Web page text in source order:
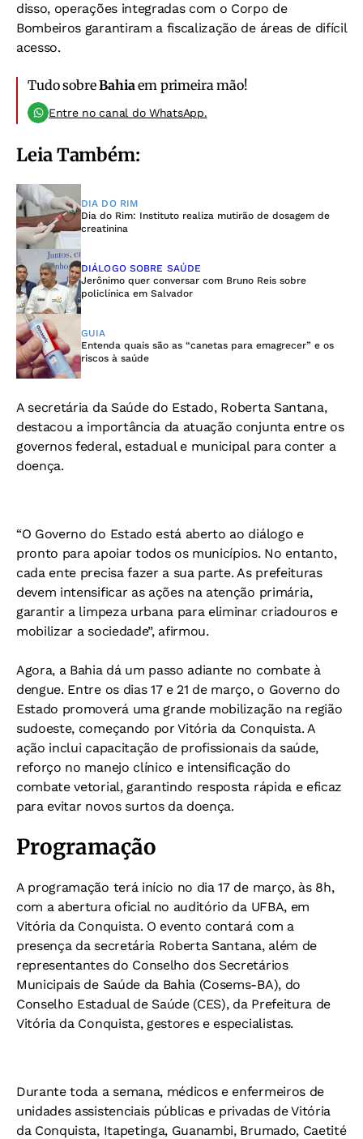
disso, operações integradas com o Corpo de
Bombeiros garantiram a fiscalização de áreas de difícil
acesso.
Tudo sobreBahiaem primeira mão!
Entre no canal do WhatsApp.
Leia Também:
DIA DO RIM
Dia do Rim: Instituto realiza mutirão de dosagem de
creatinina
DIÁLOGO SOBRE SAÚDE
Jerônimo quer conversar com Bruno Reis sobre
policlínica em Salvador
GUIA
Entenda quais são as “canetas para emagrecer” e os
riscos à saúde
A secretária da Saúde do Estado, Roberta Santana,
destacou a importância da atuação conjunta entre os
governos federal, estadual e municipal para conter a
doença.
“O Governo do Estado está aberto ao diálogo e
pronto para apoiar todos os municípios. No entanto,
cada ente precisa fazer a sua parte. As prefeituras
devem intensificar as ações na atenção primária,
garantir a limpeza urbana para eliminar criadouros e
mobilizar a sociedade”, afirmou.
Agora, a Bahia dá um passo adiante no combate à
dengue. Entre os dias 17 e 21 de março, o Governo do
Estado promoverá uma grande mobilização na região
sudoeste, começando por Vitória da Conquista. A
ação inclui capacitação de profissionais da saúde,
reforço no manejo clínico e intensificação do
combate vetorial, garantindo resposta rápida e eficaz
para evitar novos surtos da doença.
Programação
A programação terá início no dia 17 de março, às 8h,
com a abertura oficial no auditório da UFBA, em
Vitória da Conquista. O evento contará com a
presença da secretária Roberta Santana, além de
representantes do Conselho dos Secretários
Municipais de Saúde da Bahia (Cosems-BA), do
Conselho Estadual de Saúde (CES), da Prefeitura de
Vitória da Conquista, gestores e especialistas.
Durante toda a semana, médicos e enfermeiros de
unidades assistenciais públicas e privadas de Vitória
da Conquista, Itapetinga, Guanambi, Brumado, Caetité